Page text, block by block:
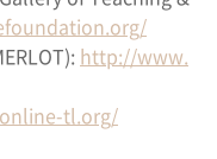
http://www.
tl.org/